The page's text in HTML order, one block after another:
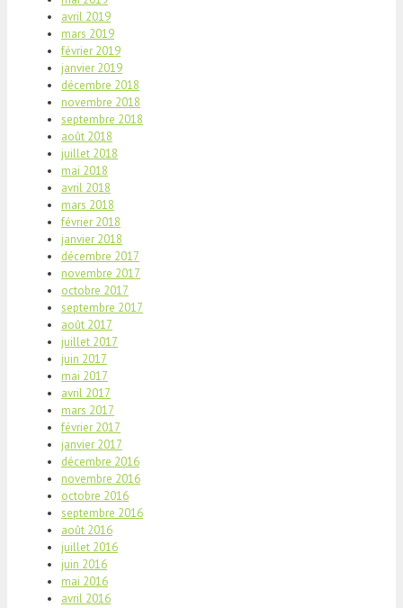
avril 2019
mars 2019
février 2019
janvier 2019
décembre 2018
novembre 2018
septembre 2018
août 2018
juillet 2018
mai 2018
avril 2018
mars 2018
février 2018
janvier 2018
décembre 2017
novembre 2017
octobre 2017
septembre 2017
août 2017
juillet 2017
juin 2017
mai 2017
avril 2017
mars 2017
février 2017
janvier 2017
décembre 2016
novembre 2016
octobre 2016
septembre 2016
août 2016
juillet 2016
juin 2016
mai 2016
avril 2016